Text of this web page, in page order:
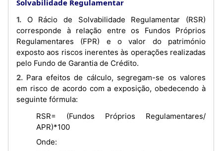
Solvabilidade Regulamentar
1. O Rácio de Solvabilidade Regulamentar (RSR)
corresponde à relação entre os Fundos Próprios
Regulamentares (FPR) e o valor do património
exposto aos riscos inerentes às operações realizadas
pelo Fundo de Garantia de Crédito.
2. Para efeitos de cálculo, segregam-se os valores
em risco de acordo com a exposição, obedecendo à
seguinte fórmula:
RSR= (Fundos Próprios Regulamentares/
APR)*100
Onde: